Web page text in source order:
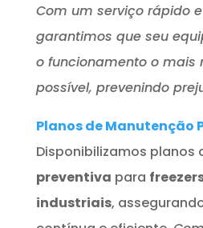
Com um serviço rápido
garantimos que seu
o funcionamento o mais
possível, prevenindo
Planos de Manutenção
Disponibilizamos planos
preventiva para
industriais,